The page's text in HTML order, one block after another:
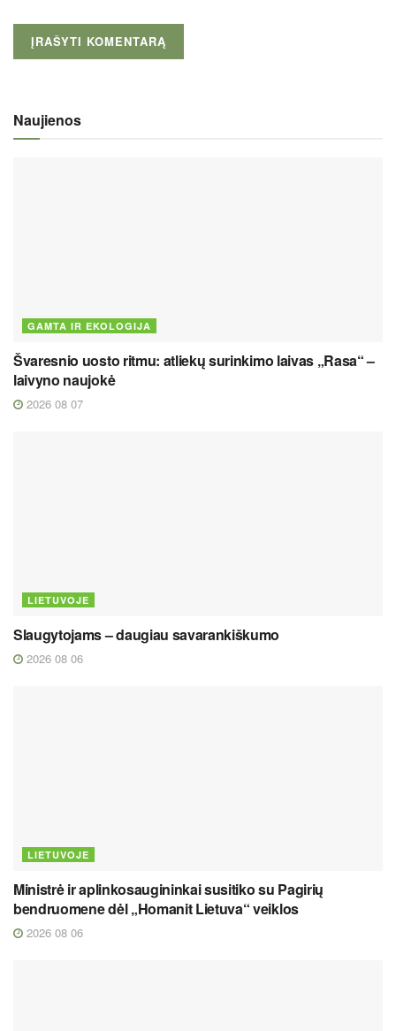
Naujienos
GAMTA IR EKOLOGIJA
Švaresnio uosto ritmu: atliekų surinkimo laivas „Rasa“ –
laivyno naujokė
2026 08 07
LIETUVOJE
Slaugytojams – daugiau savarankiškumo
2026 08 06
LIETUVOJE
Ministrė ir aplinkosaugininkai susitiko su Pagirių
bendruomene dėl „Homanit Lietuva“ veiklos
2026 08 06